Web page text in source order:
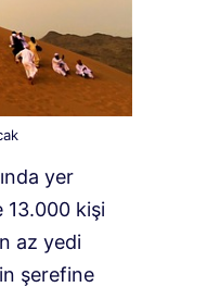
yer
13.000 kişi
az yedi
şerefine